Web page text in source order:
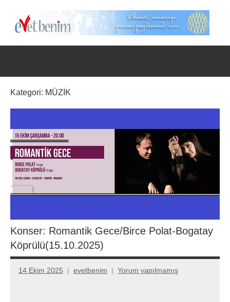
Evet
Kategori: MÜZİK
Konser: Romantik Gece/Birce Polat-Bogatay
Köprülü(15.10.2025)
14 Ekim 2025 evetbenim Yorum yapılmamış